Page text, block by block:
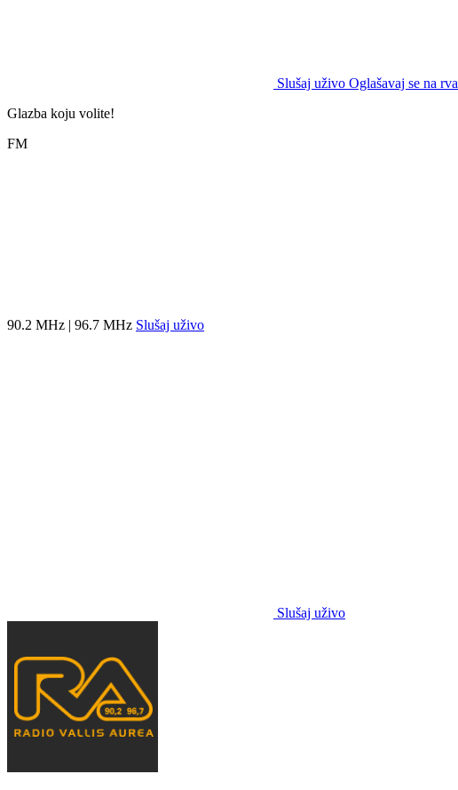
Slušaj uživo Oglašavaj se na rva
Glazba koju volite!
FM
90.2 MHz | 96.7 MHz Slušaj uživo
Slušaj uživo